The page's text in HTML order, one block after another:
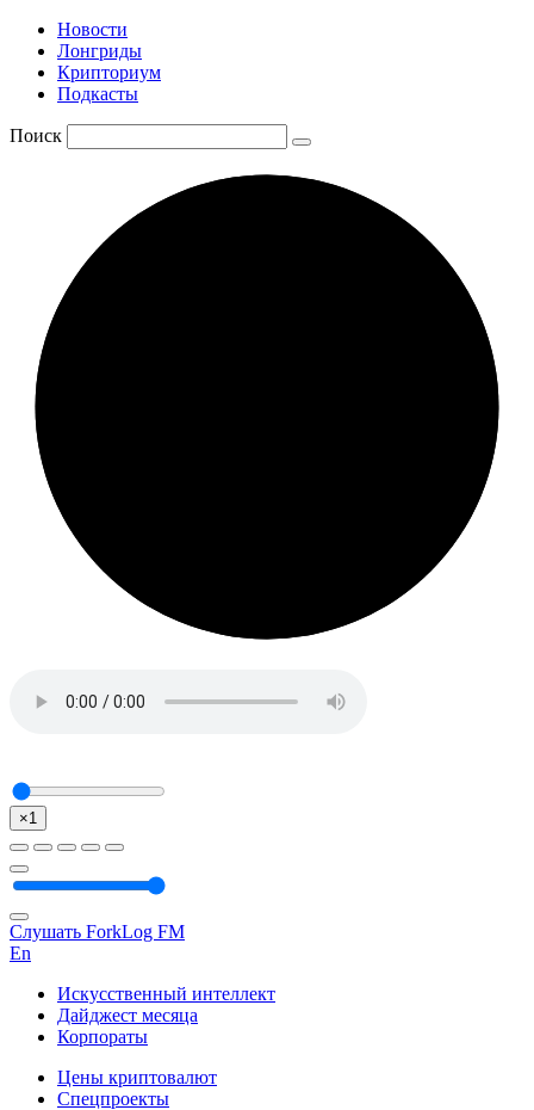
Новости
Лонгриды
Крипториум
Подкасты
Поиск
×1
Слушать ForkLog FM
En
Искусственный интеллект
Дайджест месяца
Корпораты
Цены криптовалют
Спецпроекты